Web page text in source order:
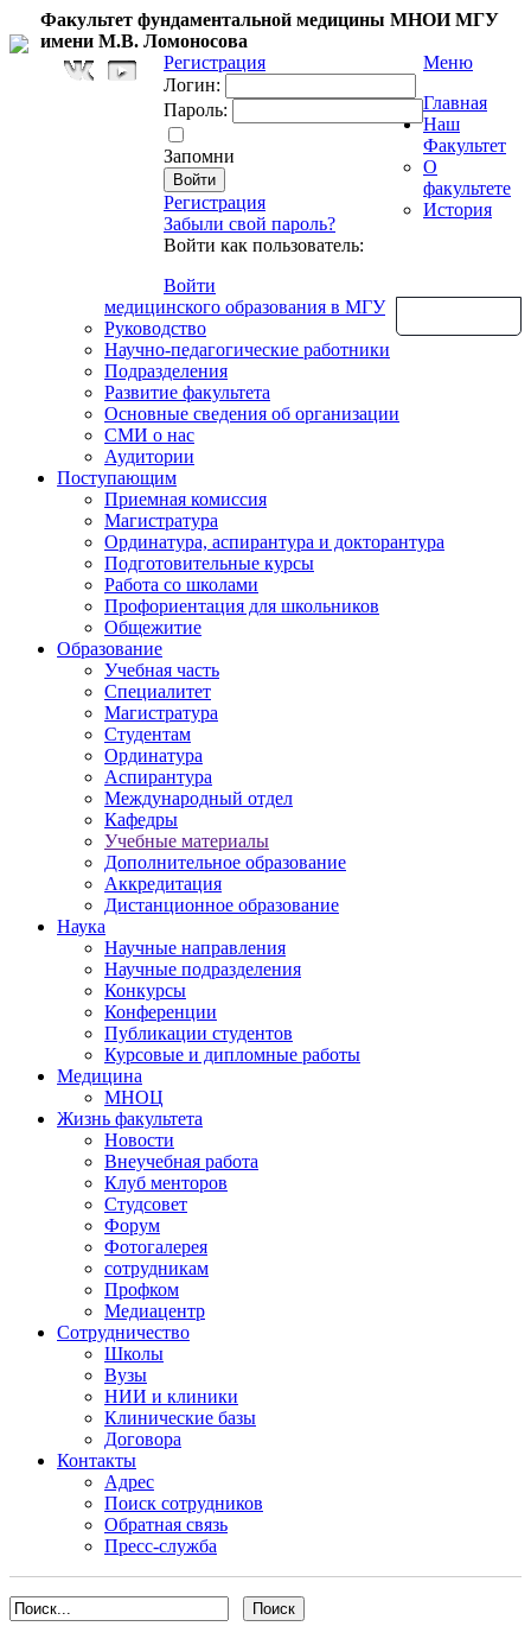
Факультет фундаментальной медицины МНОИ МГУ
имени М.В. Ломоносова
Регистрация
Логин:
Пароль:
Запомни
Регистрация
Забыли свой пароль?
Войти как пользователь:
Войти
Меню
Главная
Наш
Факультет
О
факультете
История
медицинского образования в МГУ
Руководство
Научно-педагогические работники
Подразделения
Развитие факультета
Основные сведения об организации
СМИ о нас
Аудитории
Поступающим
Приемная комиссия
Магистратура
Ординатура, аспирантура и докторантура
Подготовительные курсы
Работа со школами
Профориентация для школьников
Общежитие
Образование
Учебная часть
Специалитет
Магистратура
Студентам
Ординатура
Аспирантура
Международный отдел
Кафедры
Учебные материалы
Дополнительное образование
Аккредитация
Дистанционное образование
Наука
Научные направления
Научные подразделения
Конкурсы
Конференции
Публикации студентов
Курсовые и дипломные работы
Медицина
МНОЦ
Жизнь факультета
Новости
Внеучебная работа
Клуб менторов
Студсовет
Форум
Фотогалерея
сотрудникам
Профком
Медиацентр
Сотрудничество
Школы
Вузы
НИИ и клиники
Клинические базы
Договора
Контакты
Адрес
Поиск сотрудников
Обратная связь
Пресс-служба